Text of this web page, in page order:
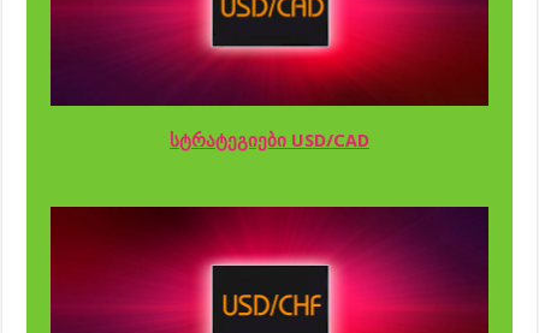
სტრატეგიები USD/CAD